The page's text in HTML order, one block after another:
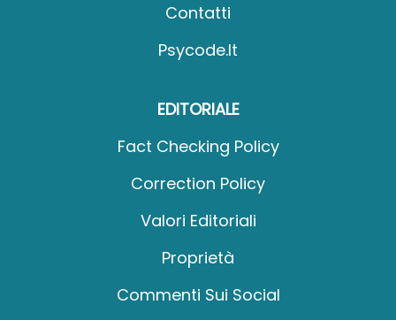
Contatti
Psycode.it
EDITORIALE
Fact Checking Policy
Correction Policy
Valori Editoriali
Proprietà
Commenti Sui Social